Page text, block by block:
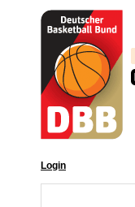
Login